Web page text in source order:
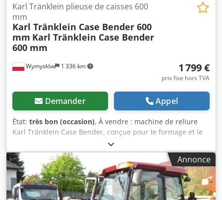
Wymysłów 1 336 km
Karl Tränklein plieuse de caisses 600
mm
Karl Tränklein Case Bender 600
mm Karl Tränklein Case Bender
600 mm
1 799 €
prix fixe hors TVA
Demander Appel
État: très bon (occasion), À vendre : machine de reliure
Karl Tränklein Case Bender, conçue pour le formage et le
pliage des dos de couvertures de livres à couverture
rigide. Cet appareil confère aux couvertures un rayon
approprié, ce qui leur permet de s’adapter parfaitement
au bloc du livre. La machine est équipée de rouleaux
réglables, permettant une adaptation aux différentes
épaisseurs de couvertures. Sa construction robuste en
Annonce